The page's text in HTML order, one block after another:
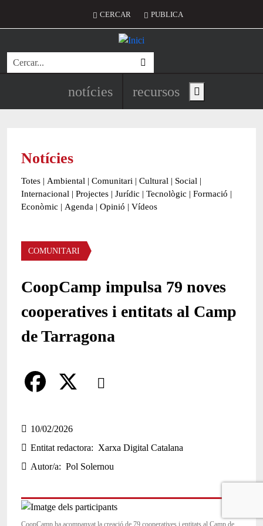
Menú del compte d'usuari
CERCAR PUBLICA
Cerca
Navegació principal de
notícies recursos Show main menu
Notícies
Totes | Ambiental | Comunitari | Cultural | Social |
Internacional | Projectes | Jurídic | Tecnològic | Formació |
Econòmic | Agenda | Opinió | Vídeos
Àmbit de la notícia
COMUNITARI
CoopCamp impulsa 79 noves
cooperatives i entitats al Camp
de Tarragona
Comparteix
a
c
e
o
10/02/2026
Entitat redactora
Xarxa Digital Catalana
Autor/a
Pol Solernou
CoopCamp ha acompanyat la creació de 79 cooperatives i entitats al Camp de